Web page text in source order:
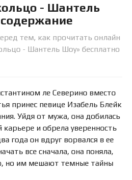
- Шантель
тем, как прочитать онлайн
- Шантель Шоу» бесплатно
ле Северино вместо
принес певице Изабель Блейк
Уйдя от мужа, она добилась
карьере и обрела уверенность
года он вдруг ворвался в ее
все сначала, она поняла,
но им мешают темные тайны